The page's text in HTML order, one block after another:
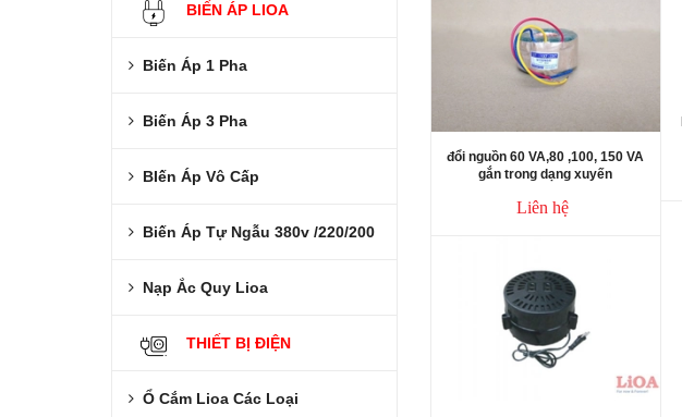
BIẾN ÁP LIOA
Biến Áp 1 Pha
Biến Áp 3 Pha
BIến Áp Vô Cấp
Biến Áp Tự Ngẫu 380v /220/200
Nạp Ắc Quy Lioa
THIẾT BỊ ĐIỆN
Ổ Cắm Lioa Các Loại
đổi nguồn 60 VA,80 ,100, 150 VA
gắn trong dạng xuyến
Liên hệ